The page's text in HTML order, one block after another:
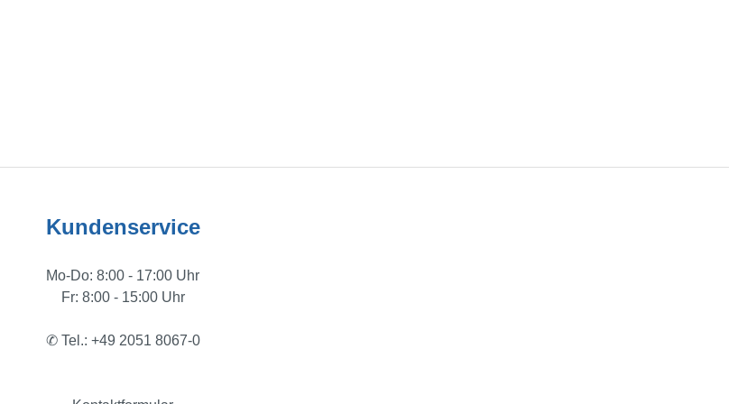
Kundenservice
Mo-Do: 8:00 - 17:00 Uhr
Fr: 8:00 - 15:00 Uhr
✆ Tel.: +49 2051 8067-0